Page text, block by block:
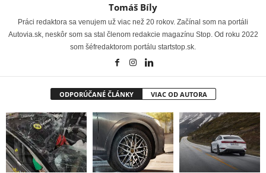
Tomáš Bíly
Práci redaktora sa venujem už viac než 20 rokov. Začínal som na portáli
Autovia.sk, neskôr som sa stal členom redakcie magazínu Stop. Od roku 2022
som šéfredaktorom portálu startstop.sk.
ODPORÚČANÉ ČLÁNKY VIAC OD AUTORA